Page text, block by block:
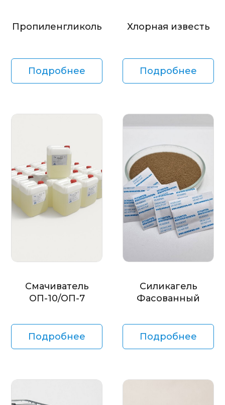
Пропиленгликоль
Подробнее
Хлорная известь
Подробнее
Смачиватель
ОП-10/ОП-7
Подробнее
Силикагель
Фасованный
Подробнее